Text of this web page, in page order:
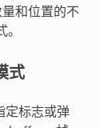
和位置的不
式
定标志或弹